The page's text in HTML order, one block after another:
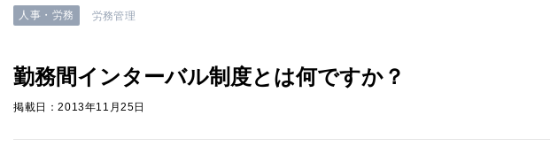
人事・労務 労務管理
勤務間インターバル制度とは何ですか？
掲載日：2013年11月25日